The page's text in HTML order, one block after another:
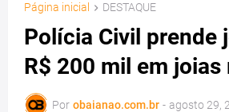
Página inicial DESTAQUE
Polícia Civil prende
R$ 200 mil em joias
Por obaianao.com.br - agosto 29,